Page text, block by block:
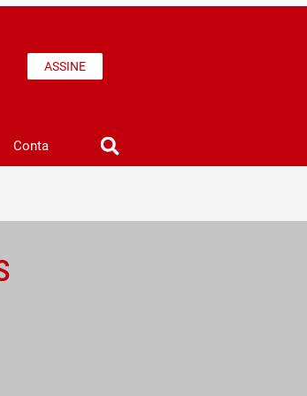
ASSINE
Conta